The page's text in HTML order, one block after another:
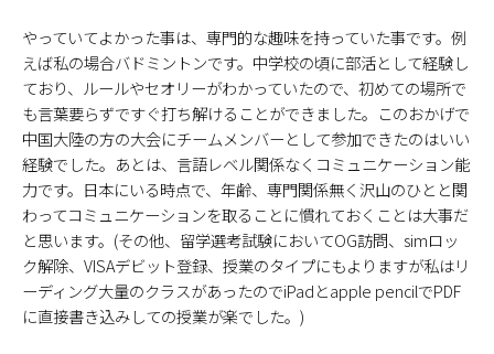
やっていてよかった事は、専門的な趣味を持っていた事です。例
えば私の場合バドミントンです。中学校の頃に部活として経験し
ており、ルールやセオリーがわかっていたので、初めての場所で
も言葉要らずですぐ打ち解けることができました。このおかげで
中国大陸の方の大会にチームメンバーとして参加できたのはいい
経験でした。あとは、言語レベル関係なくコミュニケーション能
力です。日本にいる時点で、年齢、専門関係無く沢山のひとと関
わってコミュニケーションを取ることに慣れておくことは大事だ
と思います。(その他、留学選考試験においてOG訪問、simロッ
ク解除、VISAデビット登録、授業のタイプにもよりますが私はリ
ーディング大量のクラスがあったのでiPadとapple pencilでPDF
に直接書き込みしての授業が楽でした。)